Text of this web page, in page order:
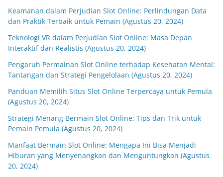
Keamanan dalam Perjudian Slot Online: Perlindungan Data
dan Praktik Terbaik untuk Pemain (Agustus 20, 2024)
Teknologi VR dalam Perjudian Slot Online: Masa Depan
Interaktif dan Realistis (Agustus 20, 2024)
Pengaruh Permainan Slot Online terhadap Kesehatan Mental:
Tantangan dan Strategi Pengelolaan (Agustus 20, 2024)
Panduan Memilih Situs Slot Online Terpercaya untuk Pemula
(Agustus 20, 2024)
Strategi Menang Bermain Slot Online: Tips dan Trik untuk
Pemain Pemula (Agustus 20, 2024)
Manfaat Bermain Slot Online: Mengapa Ini Bisa Menjadi
Hiburan yang Menyenangkan dan Menguntungkan (Agustus
20, 2024)